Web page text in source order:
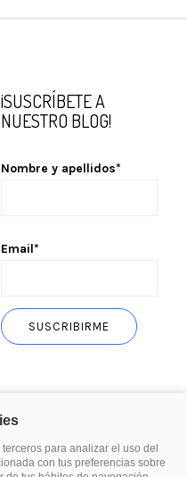
¡SUSCRÍBETE A
NUESTRO BLOG!
Nombre y apellidos*
Email*